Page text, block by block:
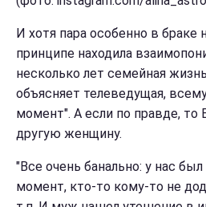
И хотя пара особенно в браке
принципе находила
несколько лет семейная
объясняет телеведущая,
момент". А если по правде, то
другую женщину.
"Все очень банально: у нас
момент, кто-то кому-то не